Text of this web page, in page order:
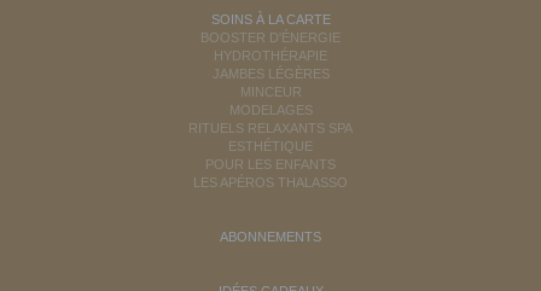
SOINS À LA CARTE
BOOSTER D'ÉNERGIE
HYDROTHÉRAPIE
JAMBES LÉGÈRES
MINCEUR
MODELAGES
RITUELS RELAXANTS SPA
ESTHÉTIQUE
POUR LES ENFANTS
LES APÉROS THALASSO
ABONNEMENTS